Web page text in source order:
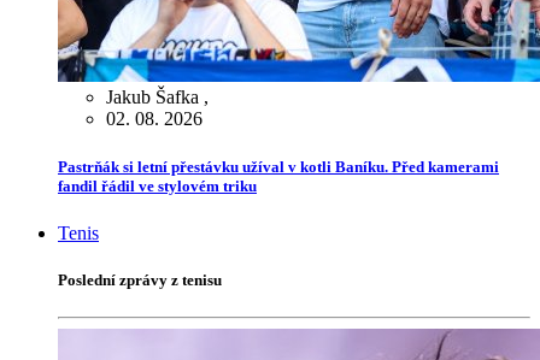
Jakub Šafka ,
02. 08. 2026
Pastrňák si letní přestávku užíval v kotli Baníku. Před kamerami
fandil řádil ve stylovém triku
Tenis
Poslední zprávy z tenisu